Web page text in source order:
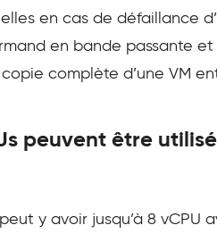
en cas de défaillance
en bande passante
complète d’une VM
peuvent être
y avoir jusqu’à 8